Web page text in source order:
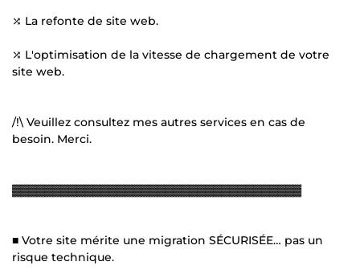
⤮ La refonte de site web.
⤮ L'optimisation de la vitesse de chargement de votre
site web.
/!\ Veuillez consultez mes autres services en cas de
besoin. Merci.
▓▓▓▓▓▓▓▓▓▓▓▓▓▓▓▓▓▓▓▓▓▓▓▓▓▓▓▓▓▓▓▓▓▓▓▓
■ Votre site mérite une migration SÉCURISÉE… pas un
risque technique.